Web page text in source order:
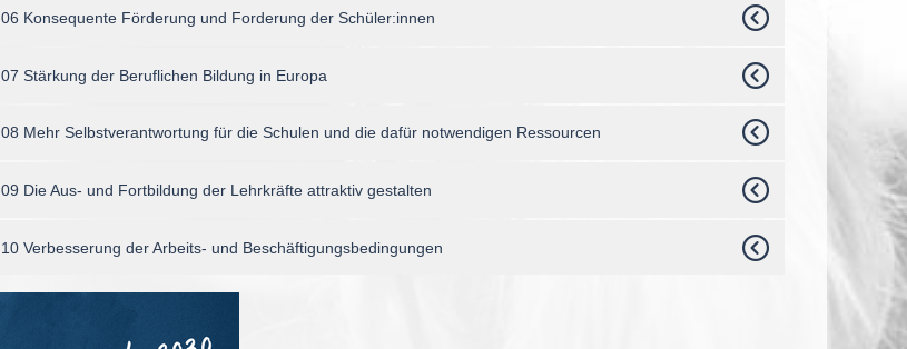
06 Konsequente Förderung und Forderung der Schüler:innen
07 Stärkung der Beruflichen Bildung in Europa
08 Mehr Selbstverantwortung für die Schulen und die dafür notwendigen Ressourcen
09 Die Aus- und Fortbildung der Lehrkräfte attraktiv gestalten
10 Verbesserung der Arbeits- und Beschäftigungsbedingungen